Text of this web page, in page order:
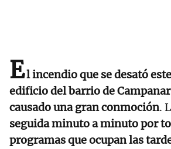
El incendio que se desató
edificio del barrio de
causado una gran conmoción.
seguida minuto a minuto por
programas que ocupan las